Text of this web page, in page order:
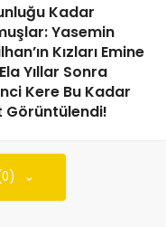
Kadar
Yasemin
Kızları Emine
Yıllar Sonra
Kere Bu Kadar
Görüntülendi!